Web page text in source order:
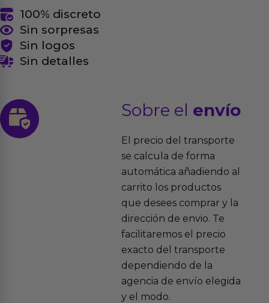
100% discreto
Sin sorpresas
Sin logos
Sin detalles
Sobre el envío
El precio del transporte
se calcula de forma
automática añadiendo al
carrito los productos
que desees comprar y la
dirección de envio. Te
facilitaremos el precio
exacto del transporte
dependiendo de la
agencia de envío elegida
y el modo.